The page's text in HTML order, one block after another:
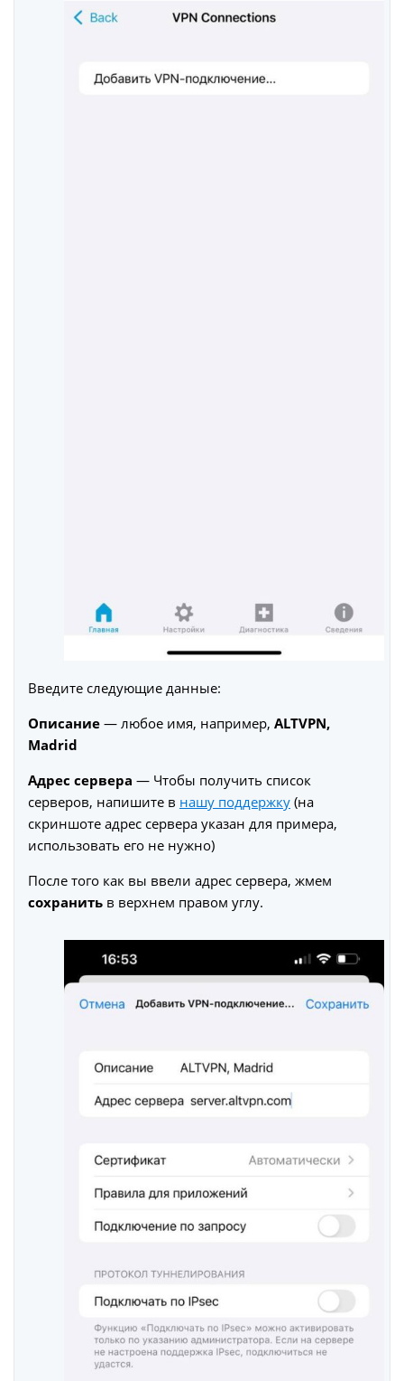
Введите следующие данные:
Описание — любое имя, например, ALTVPN,
Madrid
Адрес сервера — Чтобы получить список
серверов, напишите в нашу поддержку (на
скриншоте адрес сервера указан для примера,
использовать его не нужно)
После того как вы ввели адрес сервера, жмем
сохранить в верхнем правом углу.